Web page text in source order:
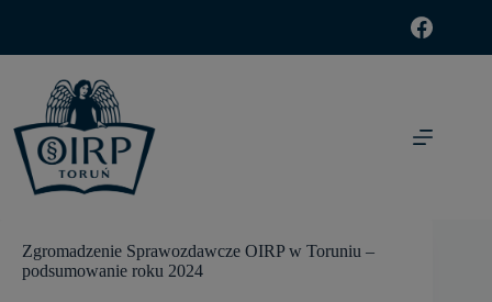
Zgromadzenie Sprawozdawcze OIRP w Toruniu –
podsumowanie roku 2024